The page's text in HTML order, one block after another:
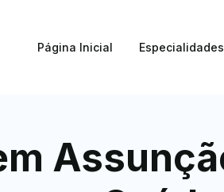
Página Inicial Especialidades